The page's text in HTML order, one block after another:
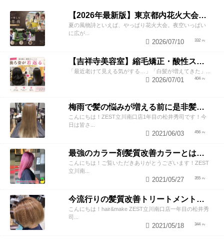
【2026年最新版】東京都内花火大会まとめ｜浴衣着付け・ヘアセットならZESTへ
夏の風物詩といえば、やっぱり花火大会。夜空いっぱい
に広が...
332
2026/07/10
【吉祥寺美容室】縮毛矯正・酸性ストレートで若返り！後ろ姿が変わると見た目年齢も変わる？
「最近老けて見える気がする…」「白髪が増えてきた」...
404
2026/07/01
梅雨で髪の悩みが増える前に是非髪質改善トリートメントしてみませんか！
こんにちは！ZEST立川南口店1年目の松井秀司です！今
日は皆さ...
456
2021/06/03
最強のカラー剤髪質改善カラーとは？？
こんにちは！ご覧いただきありがとうございます！ZEST
立川南...
355
2021/05/27
今流行りの髪質改善トリートメントはメンズもできる！？
こんにちは！hair&make ZEST立川南口店一年目の松井秀
司...
344
2021/05/18